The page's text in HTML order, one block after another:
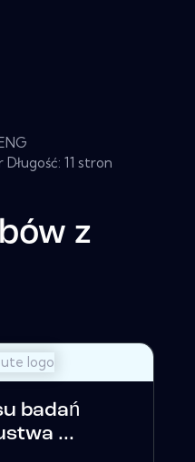
11 stron
z
badań
...